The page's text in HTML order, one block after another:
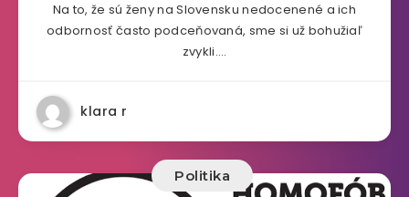
Na to, že sú ženy na Slovensku nedocenené a ich
odbornosť často podceňovaná, sme si už bohužiaľ
zvykli….
klara r
Politika